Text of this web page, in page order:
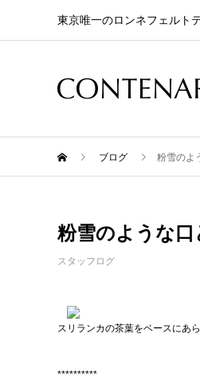
東京唯一のロンネフェルト
ブログ 粉雪のよ
粉雪のような
スタッフログ
スリランカの茶葉をベースにあ
**********